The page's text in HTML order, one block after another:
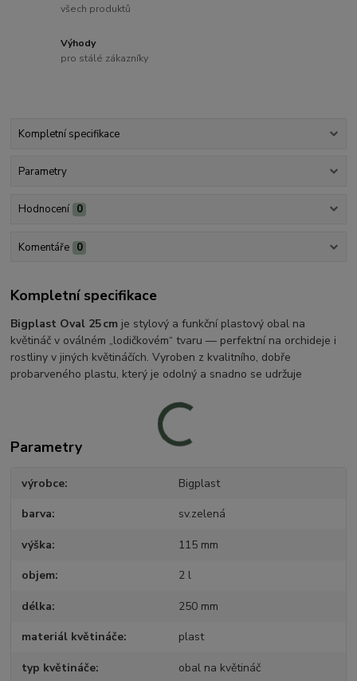
všech produktů
Výhody
pro stálé zákazníky
Kompletní specifikace
Parametry
Hodnocení 0
Komentáře 0
Kompletní specifikace
Bigplast Oval 25 cm je stylový a funkční plastový obal na
květináč v oválném „lodičkovém“ tvaru — perfektní na orchideje i
rostliny v jiných květináčích. Vyroben z kvalitního, dobře
probarveného plastu, který je odolný a snadno se udržuje
Parametry
výrobce Bigplast
barva sv.zelená
výška 115 mm
objem 2 l
délka 250 mm
materiál květináče plast
typ květináče obal na květináč